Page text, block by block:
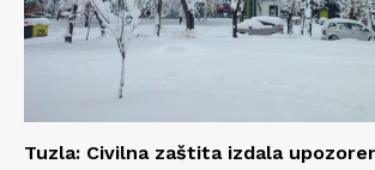
Tuzla: Civilna zaštita izdala